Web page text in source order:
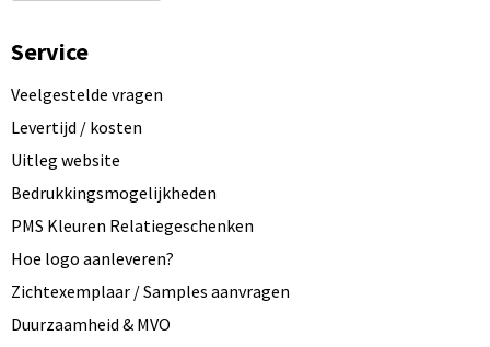
Service
Veelgestelde vragen
Levertijd / kosten
Uitleg website
Bedrukkingsmogelijkheden
PMS Kleuren Relatiegeschenken
Hoe logo aanleveren?
Zichtexemplaar / Samples aanvragen
Duurzaamheid & MVO